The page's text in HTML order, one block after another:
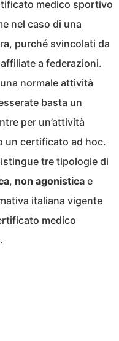
medico sportivo
nel caso di una
purché svincolati da
a federazioni.
normale attività
basta un
per un’attività
un certificato ad hoc.
tre tipologie di
, non agonistica e
italiana vigente
medico